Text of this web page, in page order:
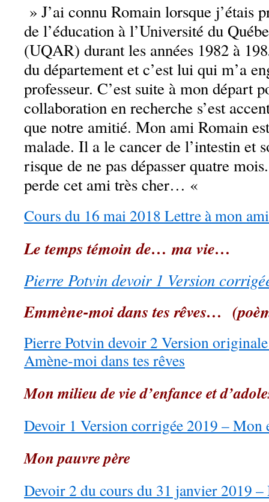
» J’ai connu Romain lorsque j’étais
de l’éducation à l’Université du
(UQAR) durant les années 1982 à
du département et c’est lui qui m’a
professeur. C’est suite à mon départ
collaboration en recherche s’est
que notre amitié. Mon ami Romain
malade. Il a le cancer de l’intestin et
risque de ne pas dépasser quatre
perde cet ami très cher… «
Cours du 16 mai 2018 Lettre à mon
Le temps témoin de… ma vie…
Pierre Potvin devoir 1 Version
Emmène-moi dans tes rêves…
Pierre Potvin devoir 2 Version
Amène-moi dans tes rêves
Mon milieu de vie d’enfance et
Devoir 1 Version corrigée 2019 – Mon
Mon pauvre père
Devoir 2 du cours du 31 janvier 2019 –